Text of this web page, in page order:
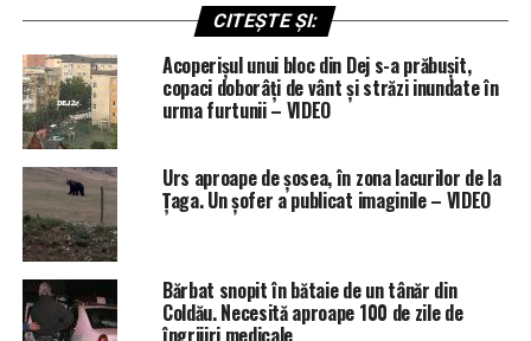
CITEȘTE ȘI:
Acoperișul unui bloc din Dej s-a prăbușit,
copaci doborâți de vânt și străzi inundate în
urma furtunii – VIDEO
Urs aproape de șosea, în zona lacurilor de la
Țaga. Un șofer a publicat imaginile – VIDEO
Bărbat snopit în bătaie de un tânăr din
Coldău. Necesită aproape 100 de zile de
îngrijiri medicale